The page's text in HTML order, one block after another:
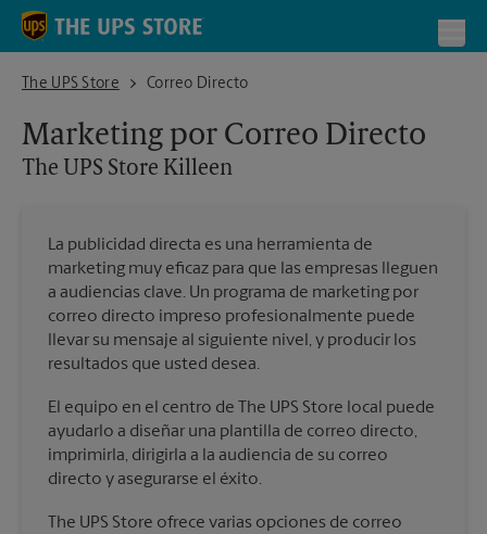
Skip to content
Return to Nav
The UPS Store
The UPS Store KilleenCorreo Directo
Marketing por Correo Directo
The UPS Store Killeen
La publicidad directa es una herramienta de
marketing muy eficaz para que las empresas lleguen
a audiencias clave. Un programa de marketing por
correo directo impreso profesionalmente puede
llevar su mensaje al siguiente nivel, y producir los
resultados que usted desea.
El equipo en el centro de The UPS Store local puede
ayudarlo a diseñar una plantilla de correo directo,
imprimirla, dirigirla a la audiencia de su correo
directo y asegurarse el éxito.
The UPS Store ofrece varias opciones de correo